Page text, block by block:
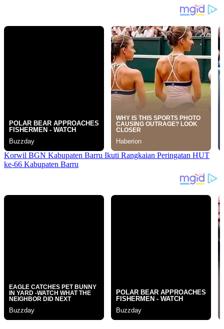
Korwil BGN Kabupaten Barru Ikuti Rangkaian Peringatan HUT
ke-66 Kabupaten Barru